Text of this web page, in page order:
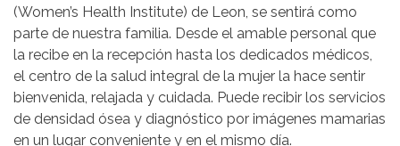
(Women’s Health Institute) de Leon, se sentirá como
parte de nuestra familia. Desde el amable personal que
la recibe en la recepción hasta los dedicados médicos,
el centro de la salud integral de la mujer la hace sentir
bienvenida, relajada y cuidada. Puede recibir los servicios
de densidad ósea y diagnóstico por imágenes mamarias
en un lugar conveniente y en el mismo día.